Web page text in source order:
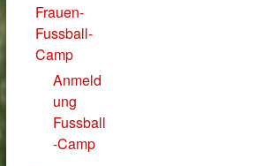
Frauen-
Fussball-
Camp
Anmeld
ung
Fussball
-Camp